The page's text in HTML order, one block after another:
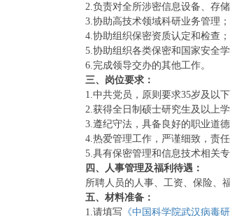
2.负责对全所涉密信息设备、存储
3.协助高技术领域科研业务管理；
4.协助组织保密资质认定和检查；
5.协助组织各类保密和国家安全学
6.完成领导交办的其他工作。
三、岗位要求：
1.中共党员，原则要求35岁及以下
2.获得全日制硕士研究生及以上学
3.遵纪守法，具备良好的职业道德
4.热爱管理工作，严谨细致，责任
5.具有保密管理和信息技术相关专
四、人事管理及福利待遇：
所聘人员的人事、工资、保险、福
五、材料准备：
1.请填写 《中国科学院武汉病毒